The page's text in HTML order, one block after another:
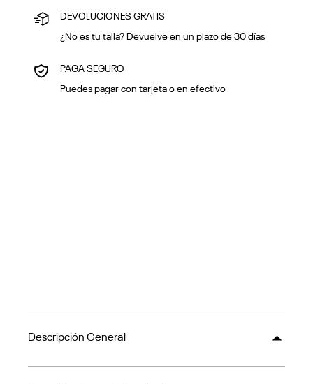
DEVOLUCIONES GRATIS
¿No es tu talla? Devuelve en un plazo de 30 días
PAGA SEGURO
Puedes pagar con tarjeta o en efectivo
Descripción General